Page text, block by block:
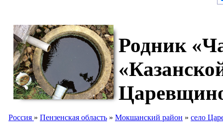
Родник
Россия » Пензенская область » Мокшанский район » село